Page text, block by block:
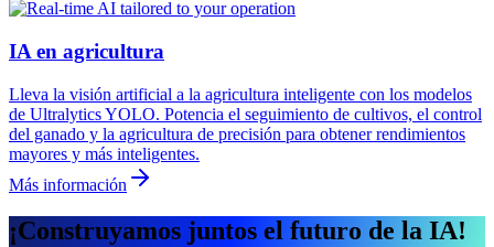
IA en agricultura
Lleva la visión artificial a la agricultura inteligente con los modelos
de Ultralytics YOLO. Potencia el seguimiento de cultivos, el control
del ganado y la agricultura de precisión para obtener rendimientos
mayores y más inteligentes.
Más información
¡Construyamos juntos el futuro de la IA!